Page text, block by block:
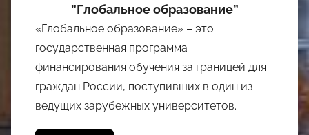
”Глобальное образование”
«Глобальное образование» – это
государственная программа
финансирования обучения за границей для
граждан России, поступивших в один из
ведущих зарубежных университетов.